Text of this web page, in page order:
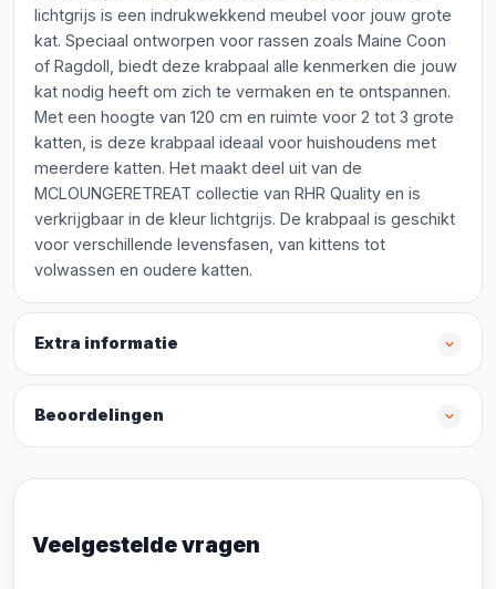
lichtgrijs is een indrukwekkend meubel voor jouw grote
kat. Speciaal ontworpen voor rassen zoals Maine Coon
of Ragdoll, biedt deze krabpaal alle kenmerken die jouw
kat nodig heeft om zich te vermaken en te ontspannen.
Met een hoogte van 120 cm en ruimte voor 2 tot 3 grote
katten, is deze krabpaal ideaal voor huishoudens met
meerdere katten. Het maakt deel uit van de
MCLOUNGERETREAT collectie van RHR Quality en is
verkrijgbaar in de kleur lichtgrijs. De krabpaal is geschikt
voor verschillende levensfasen, van kittens tot
volwassen en oudere katten.
Extra informatie
Beoordelingen
Veelgestelde vragen